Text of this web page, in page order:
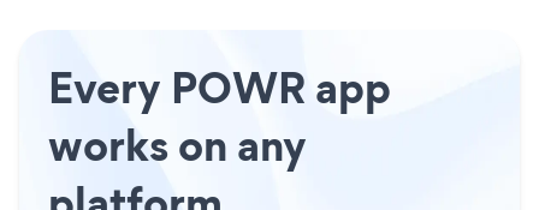
Every POWR app
works on any